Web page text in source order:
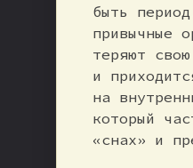
быть
привычные
теряют
и
на
который
«снах» и